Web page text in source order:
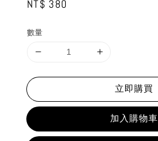
Regular
NT$ 380
數量
立即購買
加入購物車